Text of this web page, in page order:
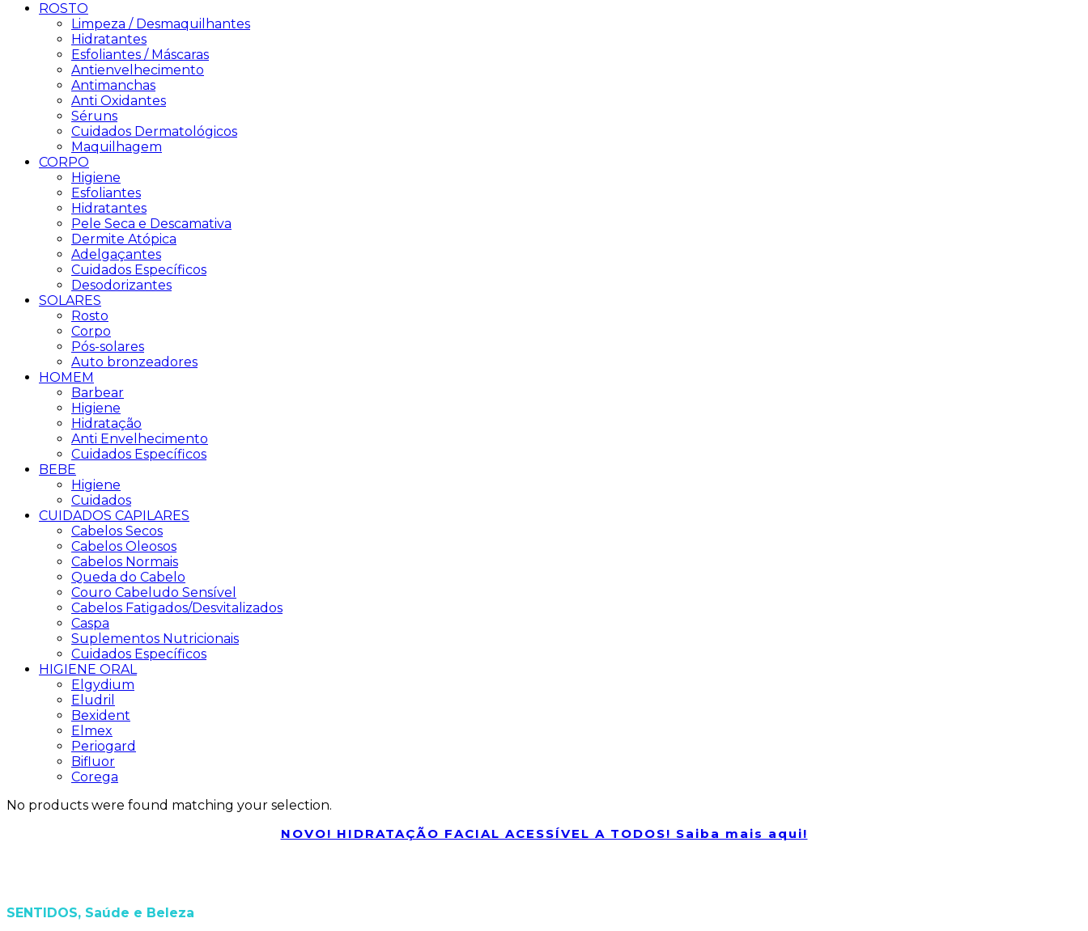
ROSTO
Limpeza / Desmaquilhantes
Hidratantes
Esfoliantes / Máscaras
Antienvelhecimento
Antimanchas
Anti Oxidantes
Séruns
Cuidados Dermatológicos
Maquilhagem
CORPO
Higiene
Esfoliantes
Hidratantes
Pele Seca e Descamativa
Dermite Atópica
Adelgaçantes
Cuidados Específicos
Desodorizantes
SOLARES
Rosto
Corpo
Pós-solares
Auto bronzeadores
HOMEM
Barbear
Higiene
Hidratação
Anti Envelhecimento
Cuidados Específicos
BEBE
Higiene
Cuidados
CUIDADOS CAPILARES
Cabelos Secos
Cabelos Oleosos
Cabelos Normais
Queda do Cabelo
Couro Cabeludo Sensível
Cabelos Fatigados/Desvitalizados
Caspa
Suplementos Nutricionais
Cuidados Específicos
HIGIENE ORAL
Elgydium
Eludril
Bexident
Elmex
Periogard
Bifluor
Corega
No products were found matching your selection.
NOVO! HIDRATAÇÃO FACIAL ACESSÍVEL A TODOS! Saiba mais aqui!
SENTIDOS, Saúde e Beleza